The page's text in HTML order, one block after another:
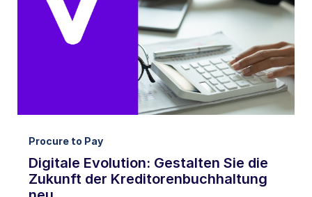
Procure to Pay
Digitale Evolution: Gestalten Sie die
Zukunft der Kreditorenbuchhaltung
Datenschutzhinweis
zu bearbeiten.
Ich stimme zu, Blog-E-Mail-Benachrichtigungen
von Basware zu erhalten.
Ich kann mich jederzeit über den Abmeldelink in jeder Mitteilung
vom E-Mail-Marketing abmelden.